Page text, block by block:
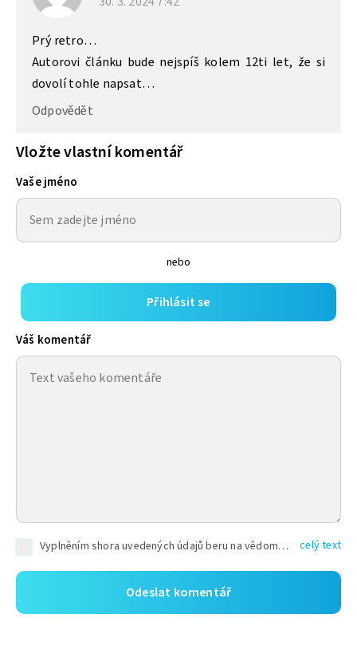
Prý retro…
Autorovi článku bude nejspíš kolem 12ti let, že si
dovolí tohle napsat…
Odpovědět
Vložte vlastní komentář
Vaše jméno
nebo
Přihlásit se
Váš komentář
Vyplněním shora uvedených údajů beru na vědomí, že společnost TEXT FACTORY s.r.o., sídlem Brno, Durďákova 336/29, Černá Pole, PSČ: 613 00, IČ: 06157831, zapsané u Krajského soudu v Brně, oddíl C, vložka 100399, bude zpracovávat mé osobní údaje uvedené v rámci mnou vyplněného registračního formuláře na základě oprávněných zájmů TEXT FACTORY s.r.o. dle čl. 6 odst. 1 písm. f) GDPR a pro splnění právních povinností (čl. 6 odst. 1 písm. c) GDPR), a to pro tyto účely: nezbytnost zajistit oprávnění návštěvníka webových stránek provozovaných společností TEXT FACTORY s.r.o. přispívat aktivně ke zveřejněným článkům nebo v rámci diskusních fór a výkon práv TEXT FACTORY s.r.o. jako administrátora těchto diskusních fór. Více informací o zpracování osobních údajů a právech lze nalézt v celý text